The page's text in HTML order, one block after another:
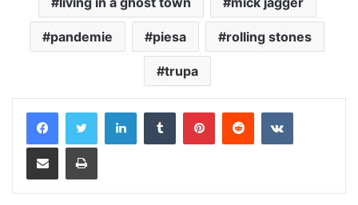
pandemie piesa rolling stones
trupa
LinkedInTumblrPinterestRedditVKontakte
Distribuie prin mail Tipărește